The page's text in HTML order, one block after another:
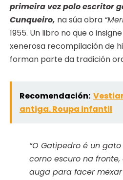
primeira vez polo escritor
Cunqueiro, na súa obra
1955. Un libro no que o
xenerosa recompilación de
forman parte da tradición
Recomendación:
antiga. Roupa infantil
“O Gatipedro é un
corno escuro na
auga para facer mexar